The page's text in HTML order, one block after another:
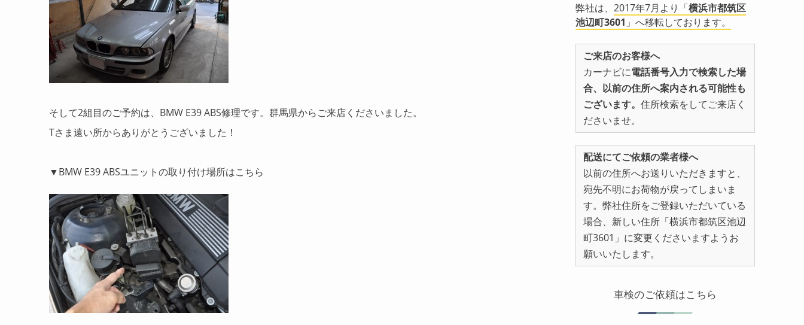
そして2組目のご予約は、BMW E39 ABS修理です。群馬県からご来店くださいました。
Tさま遠い所からありがとうございました！
▼BMW E39 ABSユニットの取り付け場所はこちら
弊社は、 2017年7月より「横浜市都筑区
池辺町3601 」へ移転しております。
ご来店のお客様へ
カーナビに電話番号入力で検索した場
合、以前の住所へ案内される可能性も
ございます。 住所検索をしてご来店く
ださいませ。
配送にてご依頼の業者様へ
以前の住所へお送りいただきますと、
宛先不明にお荷物が戻ってしまいま
す。弊社住所をご登録いただいている
場合、新しい住所「横浜市都筑区池辺
町3601」に変更くださいますようお
願いいたします。
車検のご依頼はこちら